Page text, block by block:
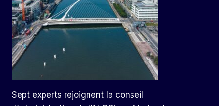
Sept experts rejoignent le conseil